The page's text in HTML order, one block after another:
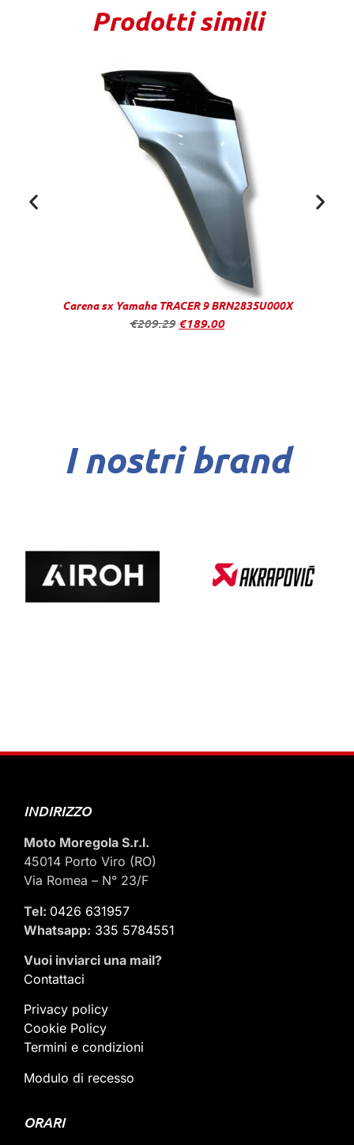
Prodotti simili
Carena sx Yamaha TRACER 9 BRN2835U000X
€209.29 €189.00
I nostri brand
INDIRIZZO
Moto Moregola S.r.l.
45014 Porto Viro (RO)
Via Romea – N° 23/F
Tel: 0426 631957
Whatsapp: 335 5784551
Vuoi inviarci una mail?
Contattaci
Privacy policy
Cookie Policy
Termini e condizioni
Modulo di recesso
ORARI